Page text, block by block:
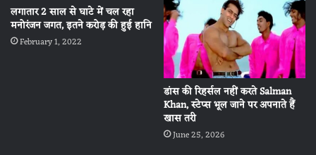
लगातार 2 साल से घाटे में चल रहा
मनोरंजन जगत, इतने करोड़ की हुई हानि
February 1, 2022
डांस की रिहर्सल नहीं करते Salman
Khan, स्टेप्स भूल जाने पर अपनाते हैं
खास तरी
June 25, 2026